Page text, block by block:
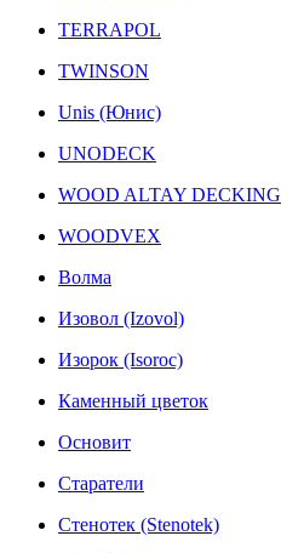
TERRAPOL
TWINSON
Unis (Юнис)
UNODECK
WOOD ALTAY DECKING
WOODVEX
Волма
Изовол (Izovol)
Изорок (Isoroc)
Каменный цветок
Основит
Старатели
Стенотек (Stenotek)